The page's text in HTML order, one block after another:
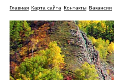
Главная Карта сайта Контакты Вакансии